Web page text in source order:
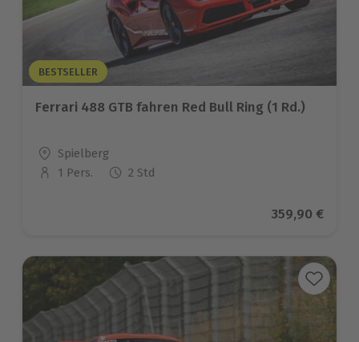
BESTSELLER
Ferrari 488 GTB fahren Red Bull Ring (1 Rd.)
Standort
Spielberg
Anzahl der Teilnehmer
1 Pers. 2 Std
Aktueller
359,90 €